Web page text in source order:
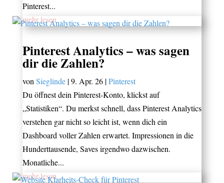
Pinterest...
mehr lesen
Pinterest Analytics – was sagen
dir die Zahlen?
von Sieglinde|9. Apr. 26|Pinterest
Du öffnest dein Pinterest-Konto, klickst auf
„Statistiken“. Du merkst schnell, dass Pinterest Analytics
verstehen gar nicht so leicht ist, wenn dich ein
Dashboard voller Zahlen erwartet. Impressionen in die
Hunderttausende, Saves irgendwo dazwischen.
Monatliche...
mehr lesen